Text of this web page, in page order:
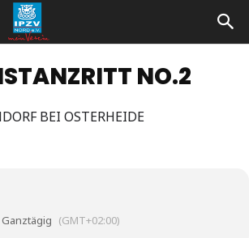
NO.2
BEI OSTERHEIDE
(GMT+02:00)